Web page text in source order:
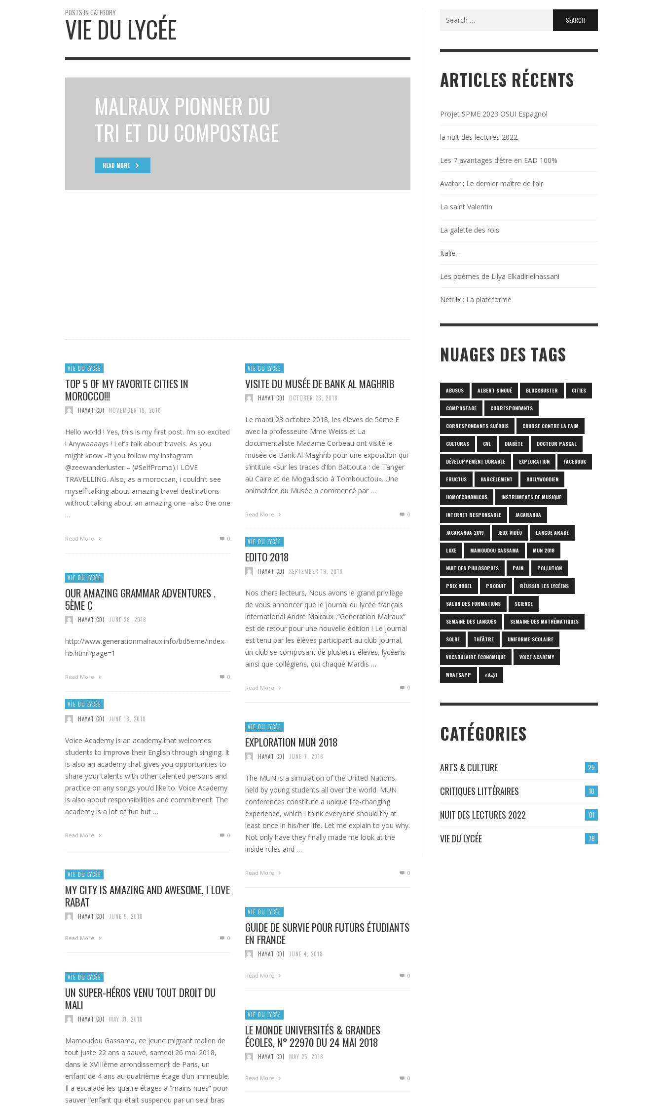
POSTS IN CATEGORY
VIE DU LYCÉE
MALRAUX PIONNER DU
TRI ET DU COMPOSTAGE
READ MORE
VIE DU LYCÉE
TOP 5 OF MY FAVORITE CITIES IN
MOROCCO!!!
HAYAT CDI NOVEMBER 19, 2018
Hello world ! Yes, this is my first post. I’m so excited
! Anywaaaays ! Let’s talk about travels. As you
might know -If you follow my instagram
@zeewanderluster – (#SelfPromo).I LOVE
TRAVELLING. Also, as a moroccan, i couldn’t see
myself talking about amazing travel destinations
without talking about an amazing one -also the one
…
Read More 0
VIE DU LYCÉE
VISITE DU MUSÉE DE BANK AL MAGHRIB
HAYAT CDI OCTOBER 26, 2018
Le mardi 23 octobre 2018, les élèves de 5ème E
avec la professeure Mme Weiss et La
documentaliste Madame Corbeau ont visité le
musée de Bank Al Maghrib pour une exposition qui
s’intitule «Sur les traces d’Ibn Battouta : de Tanger
au Caire et de Mogadiscio à Tombouctou». Une
animatrice du Musée a commencé par …
Read More 0
VIE DU LYCÉE
EDITO 2018
HAYAT CDI SEPTEMBER 19, 2018
Nos chers lecteurs, Nous avons le grand privilège
de vous annoncer que le journal du lycée français
international André Malraux ,“Generation Malraux”
est de retour pour une nouvelle édition ! Le journal
est tenu par les élèves participant au club journal,
un club se composant de plusieurs élèves, lycéens
ainsi que collégiens, qui chaque Mardis …
Read More 0
VIE DU LYCÉE
OUR AMAZING GRAMMAR ADVENTURES .
5ÈME C
HAYAT CDI JUNE 28, 2018
http://www.generationmalraux.info/bd5eme/index-
h5.html?page=1
Read More 0
VIE DU LYCÉE
HAYAT CDI
JUNE 18, 2018
Voice Academy is an academy that welcomes
students to improve their English through singing. It
is also an academy that gives you opportunities to
share your talents with other talented persons and
practice on any songs you’d like to. Voice Academy
is also about responsibilities and commitment. The
academy is a lot of fun but …
Read More 0
VIE DU LYCÉE
EXPLORATION MUN 2018
HAYAT CDI JUNE 7, 2018
The MUN is a simulation of the United Nations,
held by young students all over the world. MUN
conferences constitute a unique life-changing
experience, which I think everyone should try at
least once in his/her life. Let me explain to you why.
Not only have they finally made me look at the
inside rules and …
Read More 0
VIE DU LYCÉE
MY CITY IS AMAZING AND AWESOME, I LOVE
RABAT
HAYAT CDI JUNE 5, 2018
Read More 0
VIE DU LYCÉE
GUIDE DE SURVIE POUR FUTURS ÉTUDIANTS
EN FRANCE
HAYAT CDI JUNE 4, 2018
Read More 0
VIE DU LYCÉE
UN SUPER-HÉROS VENU TOUT DROIT DU
MALI
HAYAT CDI MAY 31, 2018
Mamoudou Gassama, ce jeune migrant malien de
tout juste 22 ans a sauvé, samedi 26 mai 2018,
dans le XVIIIème arrondissement de Paris, un
enfant de 4 ans au quatrième étage d’un immeuble.
Il a escaladé les quatre étages a “mains nues” pour
sauver l’enfant qui était suspendu par un seul bras
VIE DU LYCÉE
LE MONDE UNIVERSITÉS & GRANDES
ÉCOLES, N° 22970 DU 24 MAI 2018
HAYAT CDI MAY 25, 2018
Read More 0
ARTICLES RÉCENTS
Projet SPME 2023 OSUI Espagnol
la nuit des lectures 2022
Les 7 avantages d’être en EAD 100%
Avatar : Le dernier maître de l’air
La saint Valentin
La galette des rois
Italie…
Les poèmes de Lilya Elkadirielhassani
Netflix : La plateforme
NUAGES DES TAGS
ABUSUS ALBERT SINOUÉ BLOCKBUSTER CITIES
COMPOSTAGE CORRESPONDANTS
CORRESPONDANTS SUÉDOIS COURSE CONTRE LA FAIM
CULTURAS CVL DIABÈTE DOCTEUR PASCAL
DÉVELOPPEMENT DURABLE EXPLORATION FACEBOOK
FRUCTUS HARCÈLEMENT HOLLYWOODIEN
HOMOÉCONOMICUS INSTRUMENTS DE MUSIQUE
INTERNET RESPONSABLE JACARANDA
JACARANDA 2019 JEUX-VIDÉO LANGUE ARABE
LUXE MAMOUDOU GASSAMA MUN 2018
NUIT DES PHILOSOPHES PAIN POLLUTION
PRIX NOBEL PRODUIT RÉUSSIR LES LYCÉENS
SALON DES FORMATIONS SCIENCE
SEMAINE DES LANGUES SEMAINE DES MATHÉMATIQUES
SOLDE THÉÂTRE UNIFORME SCOLAIRE
VOCABULAIRE ÉCONOMIQUE VOICE ACADEMY
WHATSAPP الإملاء
CATÉGORIES
25
ARTS & CULTURE
10
CRITIQUES LITTÉRAIRES
01
NUIT DES LECTURES 2022
78
VIE DU LYCÉE